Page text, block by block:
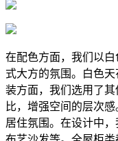
在配色方面，我们以
式大方的氛围。白色
装方面，我们选用了
比，增强空间的层次
居住氛围。在设计中